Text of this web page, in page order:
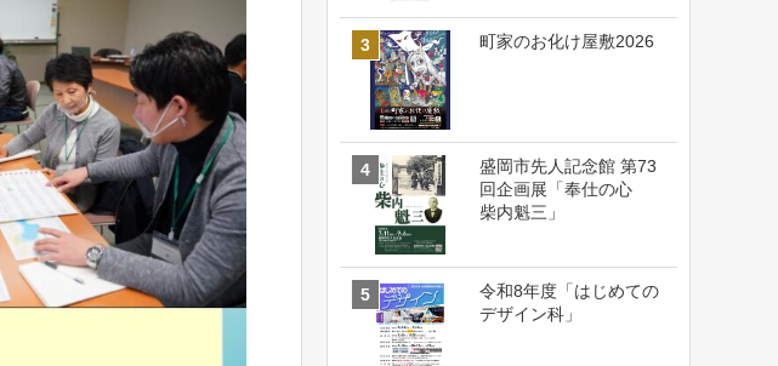
町家のお化け屋敷2026
盛岡市先人記念館 第73
回企画展「奉仕の心
柴内魁三」
令和8年度「はじめての
デザイン科」